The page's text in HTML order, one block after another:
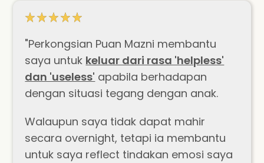
"Perkongsian Puan Mazni membantu
saya untuk keluar dari rasa 'helpless'
dan 'useless' apabila berhadapan
dengan situasi tegang dengan anak.
Walaupun saya tidak dapat mahir
secara overnight, tetapi ia membantu
untuk saya reflect tindakan emosi saya